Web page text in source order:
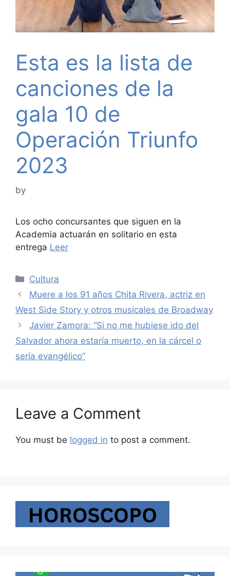
Esta es la lista de
canciones de la
gala 10 de
Operación Triunfo
2023
by
Los ocho concursantes que siguen en la
Academia actuarán en solitario en esta
entrega Leer
Categories
Cultura
Muere a los 91 años Chita Rivera, actriz en
West Side Story y otros musicales de Broadway
Javier Zamora: “Si no me hubiese ido del
Salvador ahora estaría muerto, en la cárcel o
sería evangélico”
Leave a Comment
You must be logged in to post a comment.